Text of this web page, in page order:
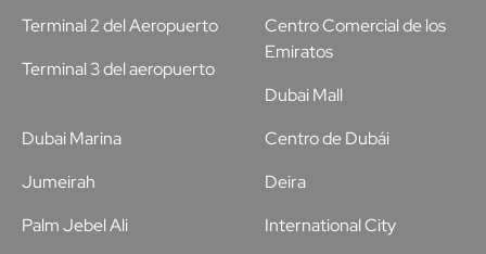
Terminal 2 del Aeropuerto
Terminal 3 del aeropuerto
Centro Comercial de los
Emiratos
Dubai Mall
Dubai Marina
Jumeirah
Palm Jebel Ali
Centro de Dubái
Deira
International City